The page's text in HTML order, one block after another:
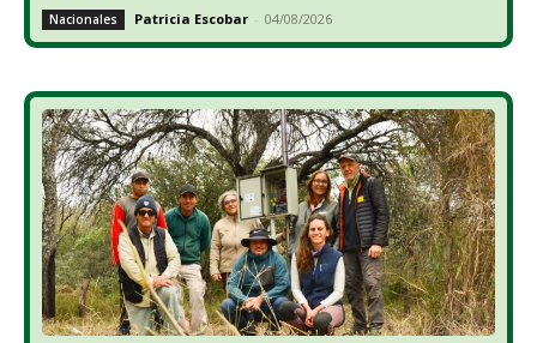
Nacionales Patricia Escobar - 04/08/2026